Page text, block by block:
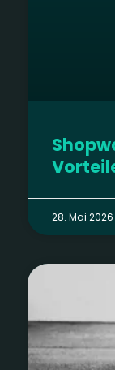
28. Mai 2026